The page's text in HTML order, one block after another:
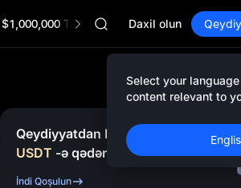
$1,000,000 TradFi GalaSPCX rises despite lock-
AAOI
SKYAI
UNITREE STAR Market
SPCX rises despite lock-
Daxil olun
Select your
content relevant to
Qeydiyyatdan Keçin və
USDT -ə qədər Bonus Qazanın.
İndi Qoşulun